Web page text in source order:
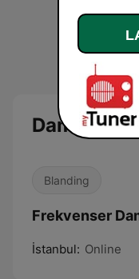
Damar Turk
Blanding
Frekvenser
İstanbul: Online